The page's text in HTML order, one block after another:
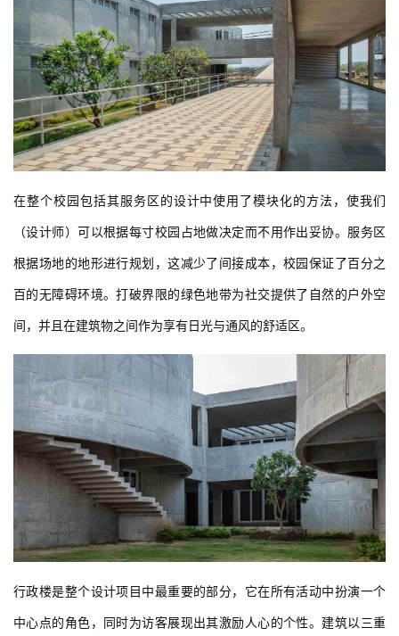
在整个校园包括其服务区的设计中使用了模块化的方法，使我们
（设计师）可以根据每寸校园占地做决定而不用作出妥协。服务区
根据场地的地形进行规划，这减少了间接成本，校园保证了百分之
百的无障碍环境。打破界限的绿色地带为社交提供了自然的户外空
间，并且在建筑物之间作为享有日光与通风的舒适区。
行政楼是整个设计项目中最重要的部分，它在所有活动中扮演一个
中心点的角色，同时为访客展现出其激励人心的个性。建筑以三重